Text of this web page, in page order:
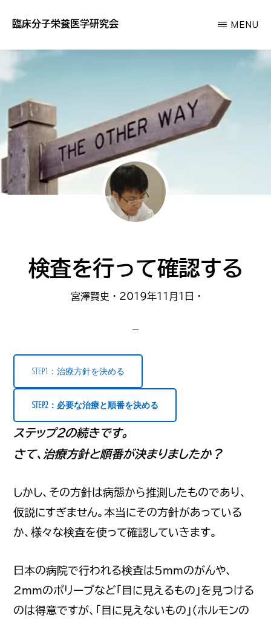
main
臨床分子栄養医学研究会
た
サ
プ
リ
が
ま
MENU
検査を行って確認する
宮澤賢史 · 2019年11月1日 ·
STEP1：治療方針を決める
STEP2：必要な治療と順番を決める
ステップ２の続きです。
さて、治療方針と順番が決まりましたか？
しかし、その方針は病態から推測したものであり、
仮説にすぎません。本当にその方針があっている
か、様々な検査を使って確認していきます。
日本の病院で行われる検査は5mmのがんや、
2mmのポリープなど「目に見えるもの」を見つける
のは得意ですが、「目に見えないもの」（ホルモンの